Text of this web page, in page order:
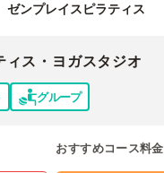
ゼンプレイスピラティス
ィス・ヨガスタジオ
グループ
おすすめコース料金